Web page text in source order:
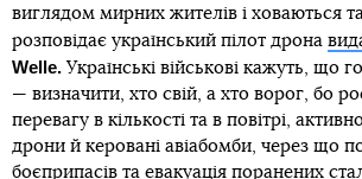
виглядом мирних жителів і ховаються
розповідає український пілот дрона
Welle. Українські військові кажуть, що
— визначити, хто свій, а хто ворог, бо
перевагу в кількості та в повітрі,
дрони й керовані авіабомби, через що
боєприпасів та евакуація поранених